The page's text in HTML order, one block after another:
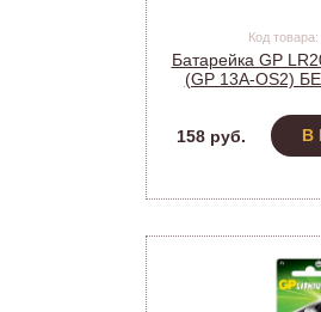
Код
Батарейка GP
(GP 13A-OS2)
158 руб. В